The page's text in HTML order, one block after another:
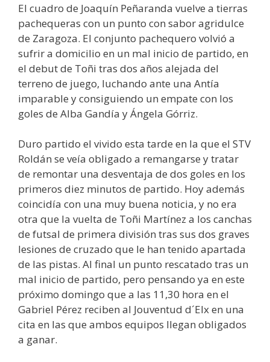
El cuadro de Joaquín Peñaranda vuelve a tierras
pachequeras con un punto con sabor agridulce
de Zaragoza. El conjunto pachequero volvió a
sufrir a domicilio en un mal inicio de partido, en
el debut de Toñi tras dos años alejada del
terreno de juego, luchando ante una Antía
imparable y consiguiendo un empate con los
goles de Alba Gandía y Ángela Górriz.
Duro partido el vivido esta tarde en la que el STV
Roldán se veía obligado a remangarse y tratar
de remontar una desventaja de dos goles en los
primeros diez minutos de partido. Hoy además
coincidía con una muy buena noticia, y no era
otra que la vuelta de Toñi Martínez a los canchas
de futsal de primera división tras sus dos graves
lesiones de cruzado que le han tenido apartada
de las pistas. Al final un punto rescatado tras un
mal inicio de partido, pero pensando ya en este
próximo domingo que a las 11,30 hora en el
Gabriel Pérez reciben al Jouventud d´Elx en una
cita en las que ambos equipos llegan obligados
a ganar.